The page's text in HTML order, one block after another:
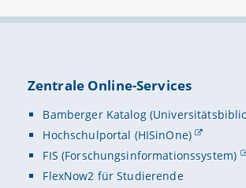
Zentrale Online-Services
Bamberger Katalog
Hochschulportal (HISinOne)
FIS (Forschungsinformationssystem)
FlexNow2 für Studierende